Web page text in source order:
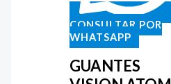
CONSULTAR POR
WHATSAPP
GUANTES